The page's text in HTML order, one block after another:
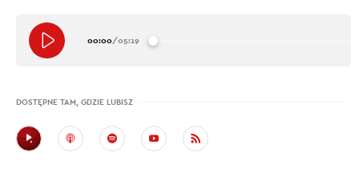
00:00/05:19
DOSTĘPNE TAM, GDZIE LUBISZ